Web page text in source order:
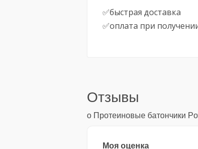
✅быстрая доставка
✅оплата при
Отзывы
о Протеиновые батончики
Моя оценка